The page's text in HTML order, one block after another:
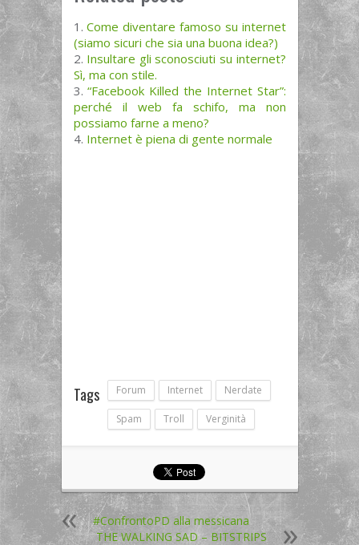
Come diventare famoso su internet
(siamo sicuri che sia una buona idea?)
Insultare gli sconosciuti su internet?
Sì, ma con stile.
“Facebook Killed the Internet Star”:
perché il web fa schifo, ma non
possiamo farne a meno?
Internet è piena di gente normale
Tags Forum Internet Nerdate
Spam Troll Verginità
#ConfrontoPD alla messicana
THE WALKING SAD – BITSTRIPS